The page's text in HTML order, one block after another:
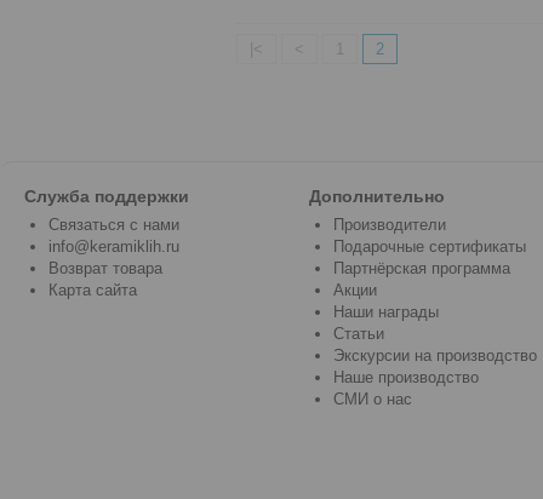
|< < 1 2
Служба поддержки
Связаться с нами
info@keramiklih.ru
Возврат товара
Карта сайта
Дополнительно
Производители
Подарочные сертификаты
Партнёрская программа
Акции
Наши награды
Статьи
Экскурсии на производство
Наше производство
СМИ о нас